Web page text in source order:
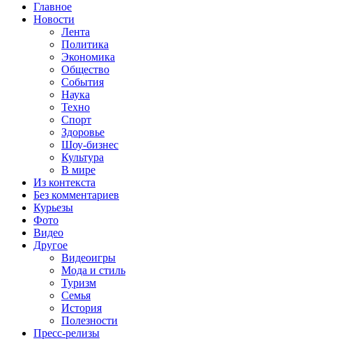
Главное
Новости
Лента
Политика
Экономика
Общество
События
Наука
Техно
Спорт
Здоровье
Шоу-бизнес
Культура
В мире
Из контекста
Без комментариев
Курьезы
Фото
Видео
Другое
Видеоигры
Мода и стиль
Туризм
Семья
История
Полезности
Пресс-релизы